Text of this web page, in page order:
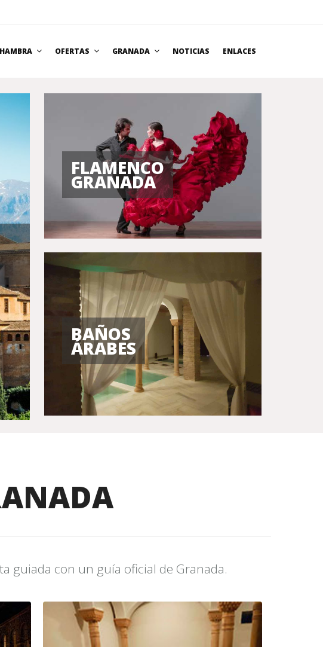
OFERTAS GRANADA NOTICIAS ENLACES
FLAMENCO
GRANADA
BAÑOS
ÁRABES
guiada con un guía oficial de Granada.